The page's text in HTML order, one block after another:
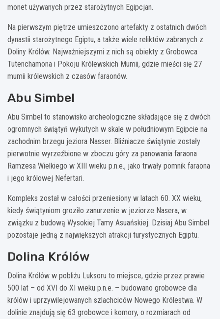
monet używanych przez starożytnych Egipcjan.
Na pierwszym piętrze umieszczono artefakty z ostatnich dwóch
dynastii starożytnego Egiptu, a także wiele reliktów zabranych z
Doliny Królów. Najważniejszymi z nich są obiekty z Grobowca
Tutenchamona i Pokoju Królewskich Mumii, gdzie mieści się 27
mumii królewskich z czasów faraonów.
Abu Simbel
Abu Simbel to stanowisko archeologiczne składające się z dwóch
ogromnych świątyń wykutych w skale w południowym Egipcie na
zachodnim brzegu jeziora Nasser. Bliźniacze świątynie zostały
pierwotnie wyrzeźbione w zboczu góry za panowania faraona
Ramzesa Wielkiego w XIII wieku p.n.e., jako trwały pomnik faraona
i jego królowej Nefertari.
Kompleks został w całości przeniesiony w latach 60. XX wieku,
kiedy świątyniom groziło zanurzenie w jeziorze Nasera, w
związku z budową Wysokiej Tamy Asuańskiej. Dzisiaj Abu Simbel
pozostaje jedną z największych atrakcji turystycznych Egiptu.
Dolina Królów
Dolina Królów w pobliżu Luksoru to miejsce, gdzie przez prawie
500 lat – od XVI do XI wieku p.n.e. – budowano grobowce dla
królów i uprzywilejowanych szlachciców Nowego Królestwa. W
dolinie znajdują się 63 grobowce i komory, o rozmiarach od